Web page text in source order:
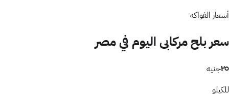
أسعار الفواكه
سعر بلح مركابى اليوم في مصر
٢٥جنيه
للكيلو